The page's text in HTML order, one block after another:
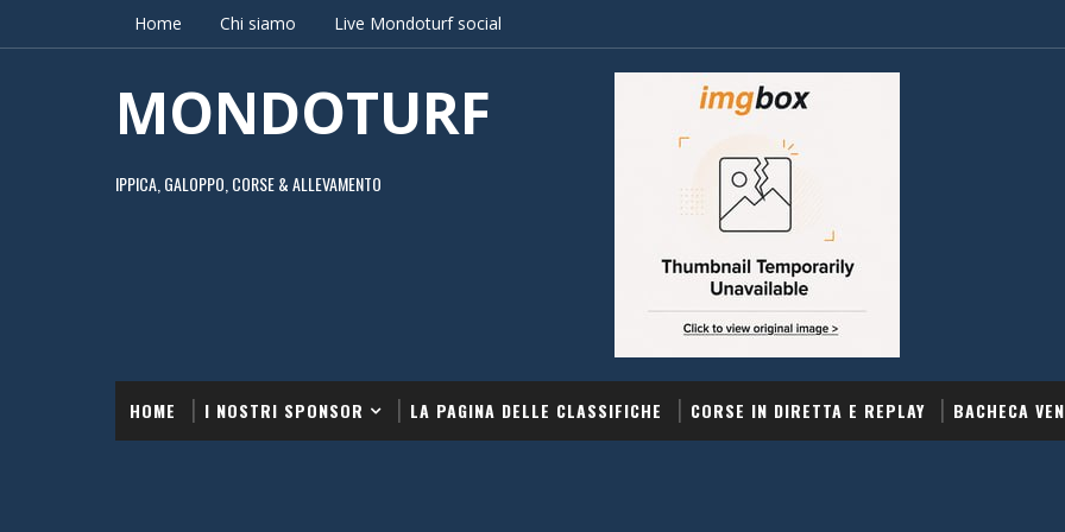
Home Chi siamo Live Mondoturf social
MONDOTURF
IPPICA, GALOPPO, CORSE & ALLEVAMENTO
HOME I NOSTRI SPONSOR LA PAGINA DELLE CLASSIFICHE CORSE IN DIRETTA E REPLAY BACHECA